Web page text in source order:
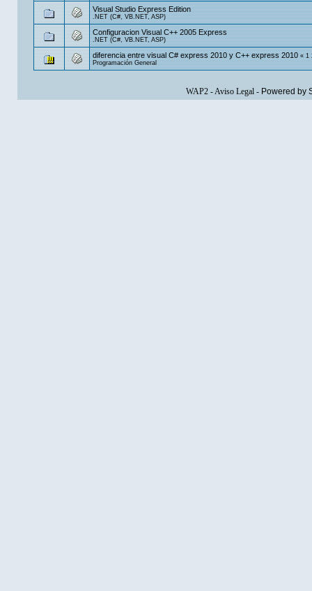
Visual Studio Express Edition
.NET (C#, VB.NET, ASP)
Configuracion Visual C++ 2005 Express
.NET (C#, VB.NET, ASP)
diferencia entre visual C# express 2010 y C++ express 2010 «1
Programación General
WAP2-Aviso Legal- Powered by